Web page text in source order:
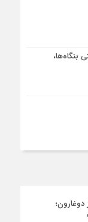
بنگاه‌ها،
دوغارون؛